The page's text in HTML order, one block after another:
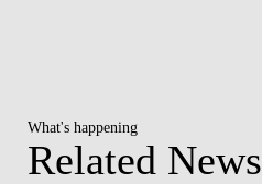
What's happening
Related News